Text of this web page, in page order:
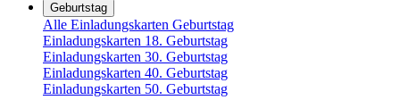
Geburtstag
Alle Einladungskarten Geburtstag
Einladungskarten 18. Geburtstag
Einladungskarten 30. Geburtstag
Einladungskarten 40. Geburtstag
Einladungskarten 50. Geburtstag